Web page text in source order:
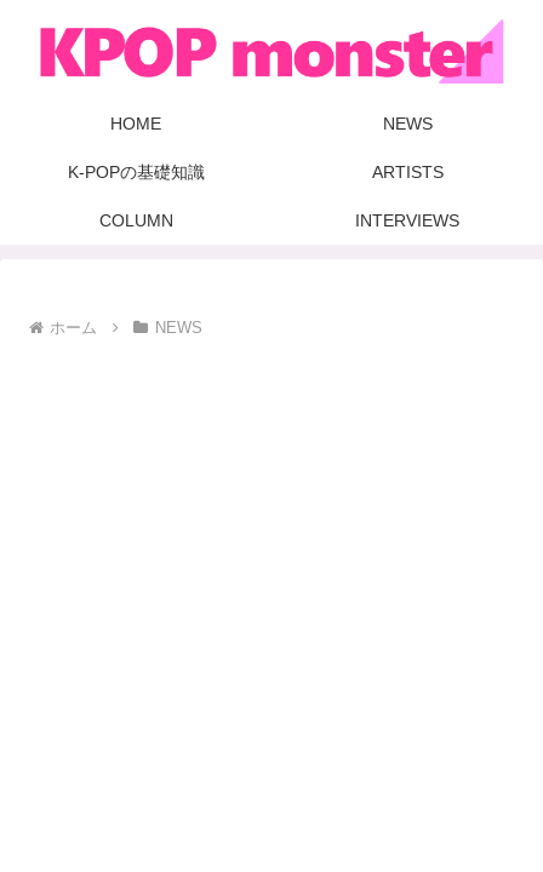
HOME NEWS
K-POPの基礎知識 ARTISTS
COLUMN INTERVIEWS
ホーム NEWS